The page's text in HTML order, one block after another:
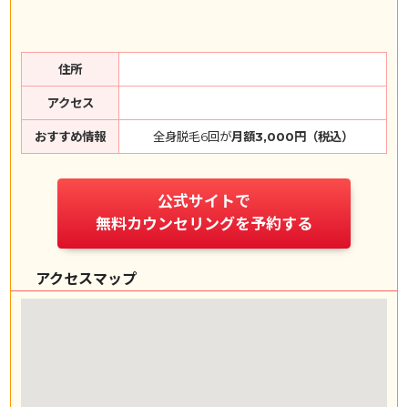
住所
アクセス
おすすめ情報 全身脱毛6回が月額3,000円（税込）
公式サイトで
無料カウンセリングを予約する
アクセスマップ